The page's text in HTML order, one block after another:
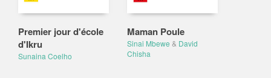
Premier jour d'école
d'Ikru
Sunaina Coelho
Maman Poule
Sinai Mbewe & David
Chisha